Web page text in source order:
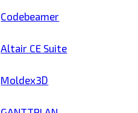
Codebeamer
Altair CE Suite
Moldex3D